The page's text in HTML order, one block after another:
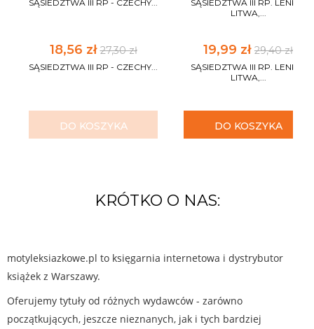
SĄSIEDZTWA III RP - CZECHY...
18,56 zł27,30 zł
SĄSIEDZTWA III RP - CZECHY...
DO KOSZYKA
SĄSIEDZTWA III RP. LENKA,
LITWA,...
19,99 zł 29,40 zł
SĄSIEDZTWA III RP. LENKA,
LITWA,...
DO KOSZYKA
KRÓTKO O NAS:
motyleksiazkowe.pl to księgarnia internetowa i dystrybutor
książek z Warszawy.
Oferujemy tytuły od różnych wydawców - zarówno
początkujących, jeszcze nieznanych, jak i tych bardziej